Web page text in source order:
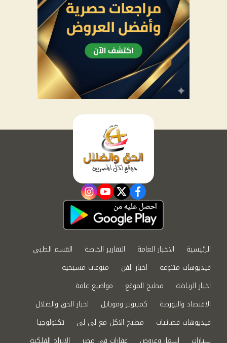
facebook
twitter
youtube
instagram
الرئيسية الاخبار العامة التقارير الخاصة
القسم الطبي
فيديوهات متنوعة
اخبار الفن
منوعات مسيحية
اخبار الرياضة
مطبخ الموقع
مواضيع عامة
الاقتصاد والبورصة
كمبيوتر وموبايل
اخبار الحق والضلال
فيديوهات فضائيات
مطبخ الاكل مع لى لى
تكنولوجيا